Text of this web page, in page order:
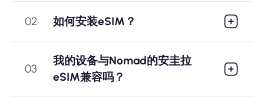
02 如何安装eSIM？
03
我的设备与Nomad的安圭拉
eSIM兼容吗？